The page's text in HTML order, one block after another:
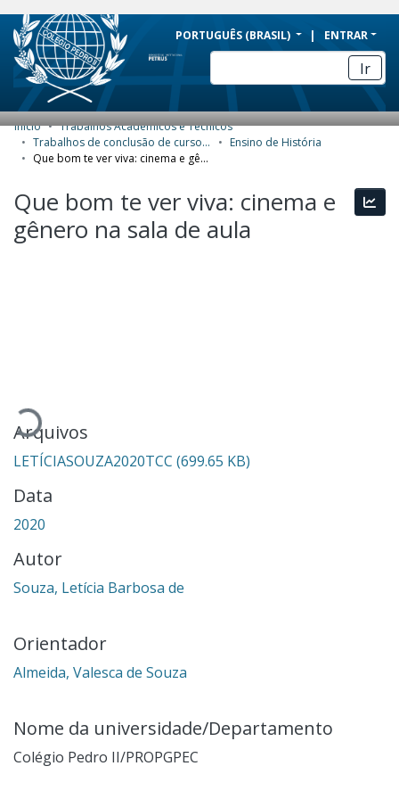
BRAZIL
Simplifique!
Comunica BR
Participe
Acesso à informação
Canais
PORTUGUÊS (BRASIL) ENTRAR
Ir
COMUNIDADES E COLEÇÕES
ESTATÍSTICAS
SOBRE
Início
Trabalhos Acadêmicos e Técnicos
Trabalhos de conclusão de curso de Especialização
Ensino de História
Que bom te ver viva: cinema e gênero na sala de aula
Que bom te ver viva: cinema e
gênero na sala de aula
Carregando...
Arquivos
LETÍCIASOUZA2020TCC (699.65 KB)
Data
2020
Autor
Souza, Letícia Barbosa de
Orientador
Almeida, Valesca de Souza
Nome da universidade/Departamento
Colégio Pedro II/PROPGPEC